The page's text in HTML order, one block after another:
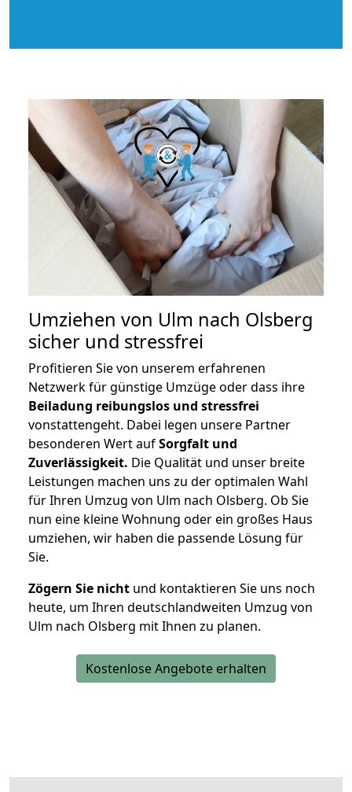
Umziehen von Ulm nach Olsberg
sicher und stressfrei
Profitieren Sie von unserem erfahrenen
Netzwerk für günstige Umzüge oder dass ihre
Beiladung reibungslos und stressfrei
vonstattengeht. Dabei legen unsere Partner
besonderen Wert aufSorgfalt und
Zuverlässigkeit. Die Qualität und unser breite
Leistungen machen uns zu der optimalen Wahl
für Ihren Umzug von Ulm nach Olsberg. Ob Sie
nun eine kleine Wohnung oder ein großes Haus
umziehen, wir haben die passende Lösung für
Sie.
Zögern Sie nicht und kontaktieren Sie uns noch
heute, um Ihren deutschlandweiten Umzug von
Ulm nach Olsberg mit Ihnen zu planen.
Kostenlose Angebote erhalten